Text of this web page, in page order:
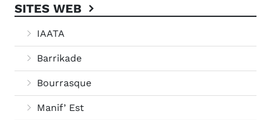
SITES WEB
IAATA
Barrikade
Bourrasque
Manif’ Est